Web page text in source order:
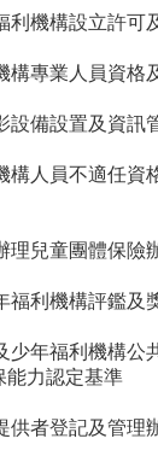
利機構設立許可
構專業人員資格
設備設置及資訊
構人員不適任資
理兒童團體保險
福利機構評鑑及
少年福利機構公
能力認定基準
供者登記及管理